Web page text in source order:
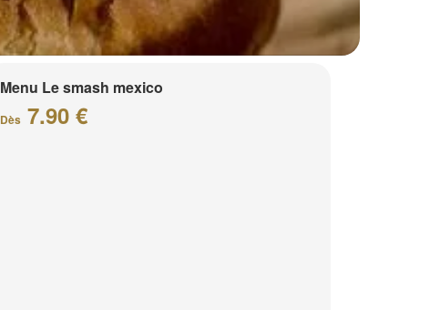
Menu Le smash mexico
Dès 7.90 €